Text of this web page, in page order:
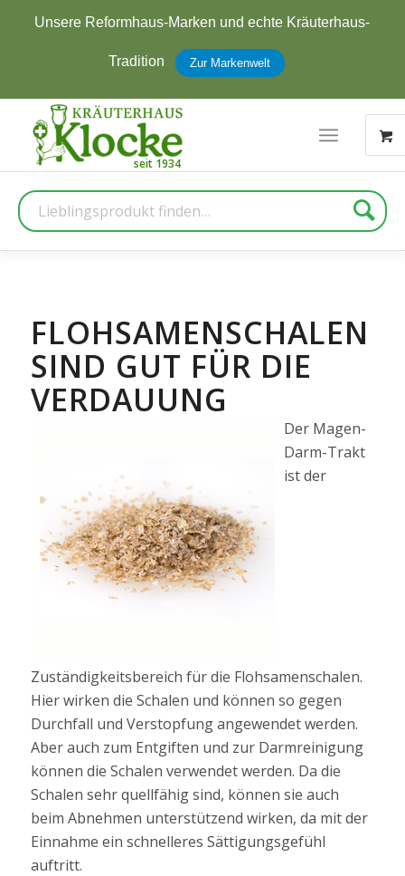
Unsere Reformhaus-Marken und echte Kräuterhaus-
Tradition Zur Markenwelt
Suche
FLOHSAMENSCHALEN
SIND GUT FÜR DIE
VERDAUUNG
Der Magen-
Darm-Trakt
ist der
Zuständigkeitsbereich für die Flohsamenschalen.
Hier wirken die Schalen und können so gegen
Durchfall und Verstopfung angewendet werden.
Aber auch zum Entgiften und zur Darmreinigung
können die Schalen verwendet werden. Da die
Schalen sehr quellfähig sind, können sie auch
beim Abnehmen unterstützend wirken, da mit der
Einnahme ein schnelleres Sättigungsgefühl
auftritt.